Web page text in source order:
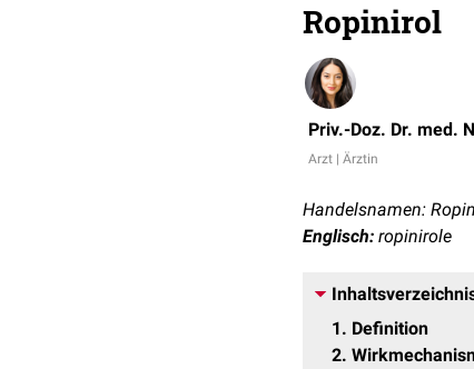
Ropinirol
Priv.-Doz. Dr. med.
Arzt | Ärztin
Handelsnamen:
Englisch: ropinirole
1
Definition
2